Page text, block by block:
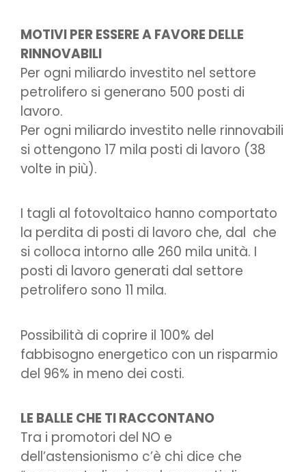
MOTIVI PER ESSERE A FAVORE DELLE
RINNOVABILI
Per ogni miliardo investito nel settore
petrolifero si generano 500 posti di
lavoro.
Per ogni miliardo investito nelle rinnovabili
si ottengono 17 mila posti di lavoro (38
volte in più).
I tagli al fotovoltaico hanno comportato
la perdita di posti di lavoro che, dal che
si colloca intorno alle 260 mila unità. I
posti di lavoro generati dal settore
petrolifero sono 11 mila.
Possibilità di coprire il 100% del
fabbisogno energetico con un risparmio
del 96% in meno dei costi.
LE BALLE CHE TI RACCONTANO
Tra i promotori del NO e
dell’astensionismo c’è chi dice che